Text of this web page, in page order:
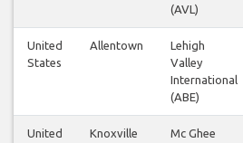
(AVL)
United
States
Allentown
Lehigh
Valley
International
(ABE)
United
Knoxville
Mc Ghee